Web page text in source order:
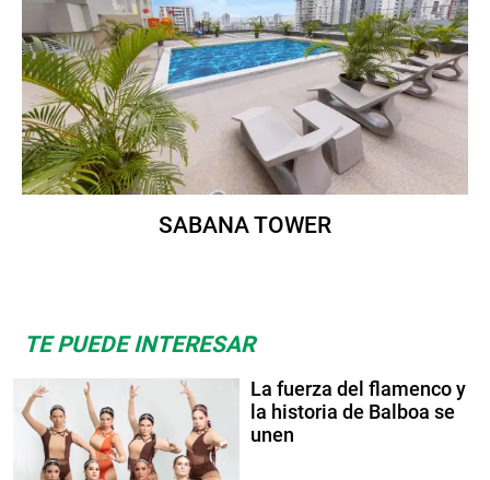
SABANA TOWER
TE PUEDE INTERESAR
La fuerza del flamenco y
la historia de Balboa se
unen